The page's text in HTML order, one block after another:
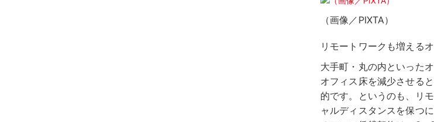
（画像／PIXTA）
リモートワークも増える
大手町・丸の内といった
オフィス床を減少させる
的です。というのも、リ
ャルディスタンスを保つ